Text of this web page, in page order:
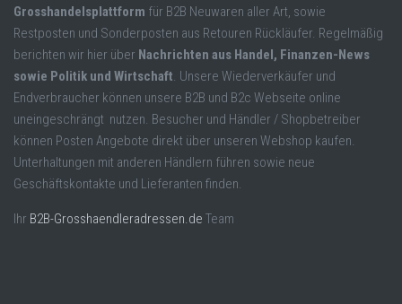
Grosshandelsplattform für B2B Neuwaren aller Art, sowie
Restposten und Sonderposten aus Retouren Rückläufer. Regelmäßig
berichten wir hier über Nachrichten aus Handel, Finanzen-News
sowie Politik und Wirtschaft. Unsere Wiederverkäufer und
Endverbraucher können unsere B2B und B2c Webseite online
uneingeschrängt nutzen. Besucher und Händler / Shopbetreiber
können Posten Angebote direkt über unseren Webshop kaufen.
Unterhaltungen mit anderen Händlern führen sowie neue
Geschäftskontakte und Lieferanten finden.
Ihr B2B-Grosshaendleradressen.de Team